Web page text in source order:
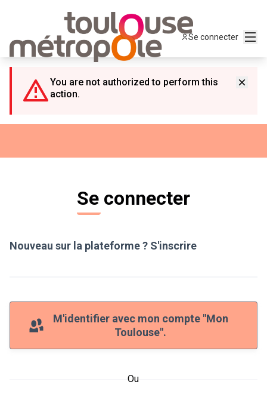
Se connecter
You are not authorized to perform this
action.
Se connecter
Nouveau sur la plateforme ? S'inscrire
M'identifier avec mon compte "Mon
Toulouse".
Ou